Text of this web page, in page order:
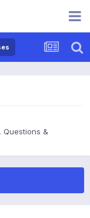
Questions &